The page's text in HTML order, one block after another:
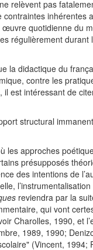
relèvent pas
inhérentes
quotidienne du
régulièrement durant
la didactique du
contre les
il est intéressant de
structural
les approches
présupposés
des intentions de
reviendra par la
qui vont
Charolles, 1990, et
1989, 1990;
(Vincent, 1994;